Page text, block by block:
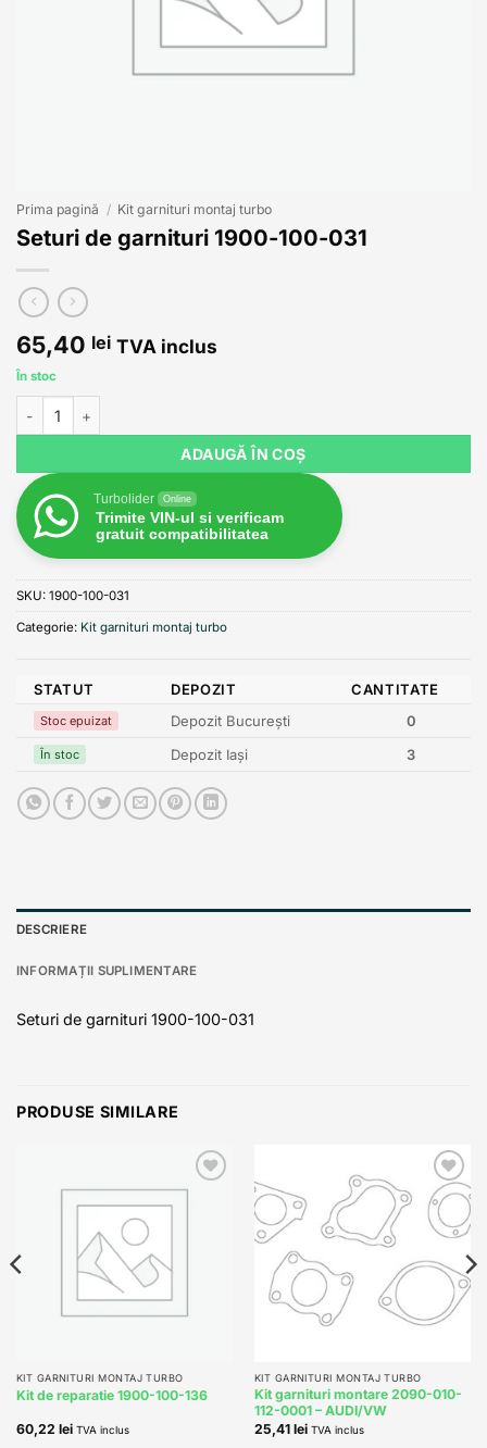
Prima pagină / Kit garnituri montaj turbo
Seturi de garnituri 1900-100-031
65,40 lei TVA inclus
În stoc
ADAUGĂ ÎN COȘ
Turbolider Online
Trimite VIN-ul si verificam
gratuit compatibilitatea
SKU: 1900-100-031
Categorie: Kit garnituri montaj turbo
STATUT DEPOZIT CANTITATE
Stoc epuizat Depozit București 0
În stoc Depozit Iași 3
DESCRIERE
INFORMAȚII SUPLIMENTARE
Seturi de garnituri 1900-100-031
PRODUSE SIMILARE
Add to
KIT GARNITURI MONTAJ TURBO
Kit de reparatie 1900-100-136
60,22 lei TVA inclus
Add to
wishlist
KIT GARNITURI MONTAJ TURBO
Kit garnituri montare 2090-010-
112-0001 – AUDI/VW
25,41 lei TVA inclus